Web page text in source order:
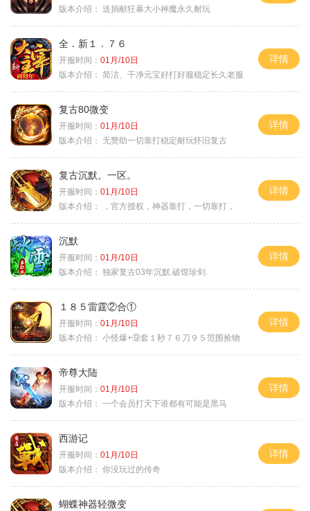
版本介绍： 送捐献狂暴大小神魔永久耐玩
全．新１．７６
开服时间： 01月/10日
版本介绍： 简洁、干净元宝好打好服稳定长久老服
详情
复古80微变
开服时间： 01月/10日
版本介绍： 无赞助一切靠打稳定耐玩怀旧复古
详情
复古沉默。一区。
开服时间： 01月/10日
版本介绍：
，官方授权，神器靠打，一切靠打，
详情
沉默
开服时间： 01月/10日
版本介绍： 独家复古03年沉默.破馆珍剑.
详情
１８５雷霆②合①
开服时间： 01月/10日
版本介绍： 小怪爆+⑨套１秒７６刀９５范围捡物
详情
帝尊大陆
开服时间： 01月/10日
版本介绍： 一个会员打天下谁都有可能是黑马
详情
西游记
开服时间： 01月/10日
版本介绍： 你没玩过的传奇
详情
蝴蝶神器轻微变